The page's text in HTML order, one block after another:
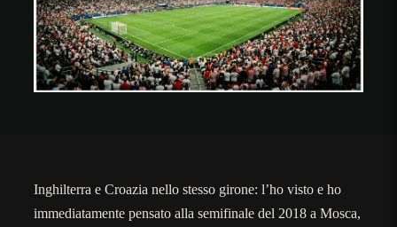
Inghilterra e Croazia nello stesso girone: l’ho visto e ho
immediatamente pensato alla semifinale del 2018 a Mosca,